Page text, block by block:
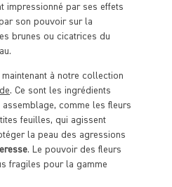
impressionné par ses effets
son pouvoir sur la
brunes ou cicatrices du
à notre collection
. Ce sont les ingrédients
comme les fleurs
feuilles, qui agissent
la peau des agressions
. Le pouvoir des fleurs
fragiles pour la gamme